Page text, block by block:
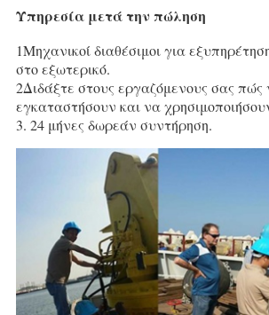
Υπηρεσία μετά την πώληση
1Μηχανικοί διαθέσιμοι για
στο εξωτερικό.
2Διδάξτε στους εργαζόμενους σας πώς
εγκαταστήσουν και να
3. 24 μήνες δωρεάν συντήρηση.